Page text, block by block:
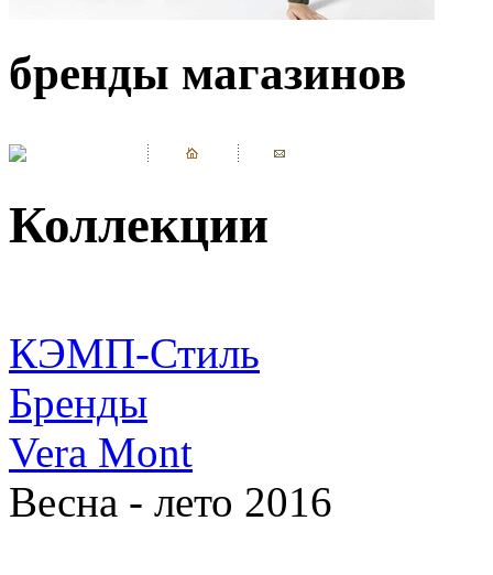
бренды магазинов
Коллекции
КЭМП-Стиль
Бренды
Vera Mont
Весна - лето 2016